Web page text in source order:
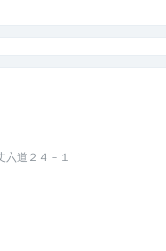
道２４－１